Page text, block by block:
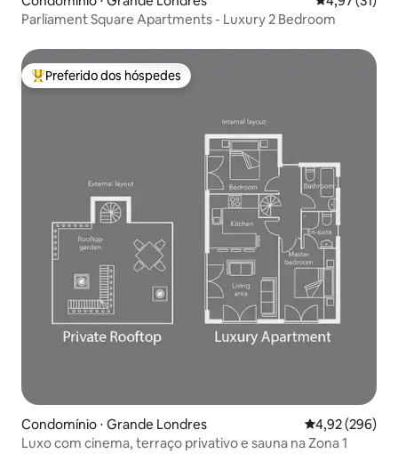
Parliament Square Apartments - Luxury 2 Bedroom
Entre os melhores preferidos dos hóspedes
Preferido dos hóspedes
Condomínio ⋅ Grande Londres 4,92 de uma
4,92 (296)
Luxo com cinema, terraço privativo e sauna na Zona 1